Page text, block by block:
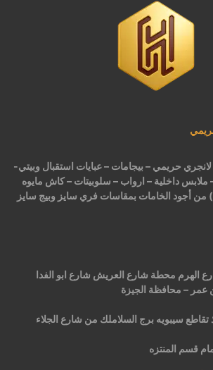
حريمي – بيجامات – عبايات استقبال وبيتي-
داخلية – ارواب – سلوبيتات – كاش مايوه
أجود الخامات بمقاسات فري سايز وبيج سايز
الهرم محطة شارع العريش شارع ابو الفدا
عمر – محافظة الجيزة
منقذ تقاطع سيبويه برج السلاملك من شارع الجلاء
قسم المنتزه